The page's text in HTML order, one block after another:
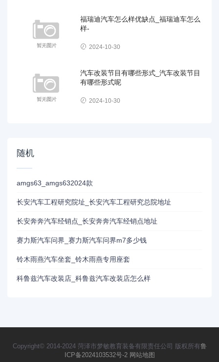
福瑞迪汽车怎么样优缺点_福瑞迪车怎么
样-
2024-10-30
汽车改装节目有哪些形式_汽车改装节目
有哪些形式呢
2024-10-30
随机
amgs63_amgs632024款
长安汽车工程研究院址_长安汽车工程研究总院地址
长安奔奔汽车经销点_长安奔奔汽车经销点地址
赛力斯汽车问界_赛力斯汽车问界m7多少钱
铃木雨燕汽车坐套_铃木雨燕专用座套
科鲁兹汽车改装店_科鲁兹汽车改装店怎么样
Copyright© 2014-2024 菏泽市梦敏教育装备有限责任公司 版权所有鲁
ICP备2024103532号-2 网站地图